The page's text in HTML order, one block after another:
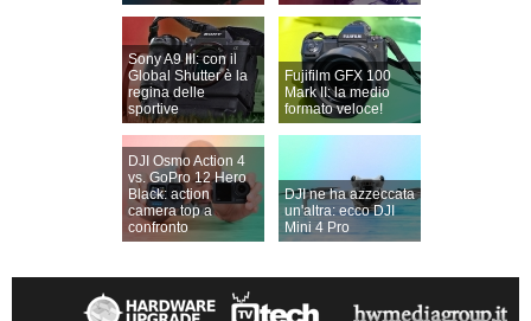
Sony A9 III: con il
Global Shutter è la
regina delle
sportive
Fujifilm GFX 100
Mark II: la medio
formato veloce!
DJI Osmo Action 4
vs. GoPro 12 Hero
Black: action
camera top a
confronto
DJI ne ha azzeccata
un'altra: ecco DJI
Mini 4 Pro